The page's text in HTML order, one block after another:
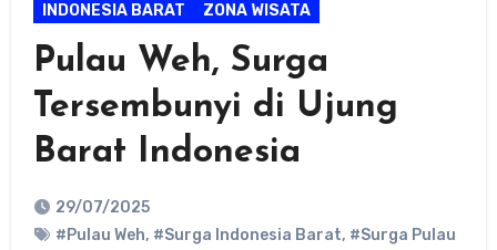
INDONESIA BARAT ZONA WISATA
Pulau Weh, Surga
Tersembunyi di Ujung
Barat Indonesia
29/07/2025
#Pulau Weh, #Surga Indonesia Barat, #Surga Pulau